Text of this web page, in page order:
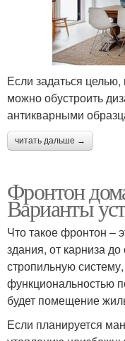
Если задаться
можно обустроить
антикварными
читать дальше →
Фронтон
Варианты
Что такое фронтон –
здания, от карниза
стропильную
функциональностью
будет помещение
Если планируется